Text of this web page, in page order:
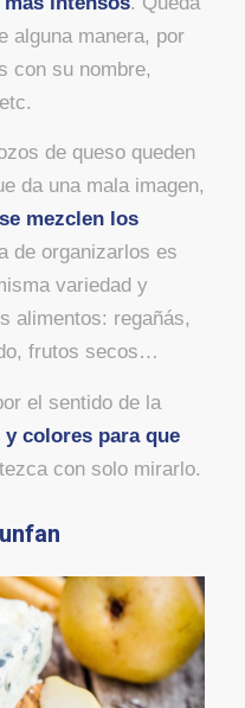
alguna manera, por
con su nombre,
de queso queden
da una mala imagen,
mezclen los
de organizarlos es
variedad y
alimentos: regañás,
frutos secos…
el sentido de la
colores para que
con solo mirarlo.